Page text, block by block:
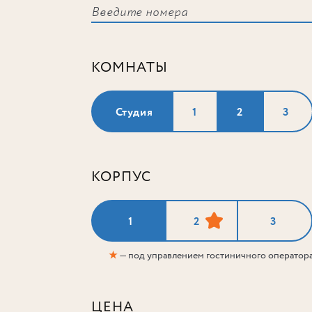
КОМНАТЫ
Студия 1 2 3
КОРПУС
1 2 3
★— под управлением гостиничного
ЦЕНА